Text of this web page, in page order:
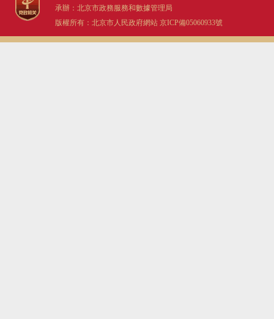
承辦：北京市政務服務和數據管理局
版權所有：北京市人民政府網站 京ICP備05060933號